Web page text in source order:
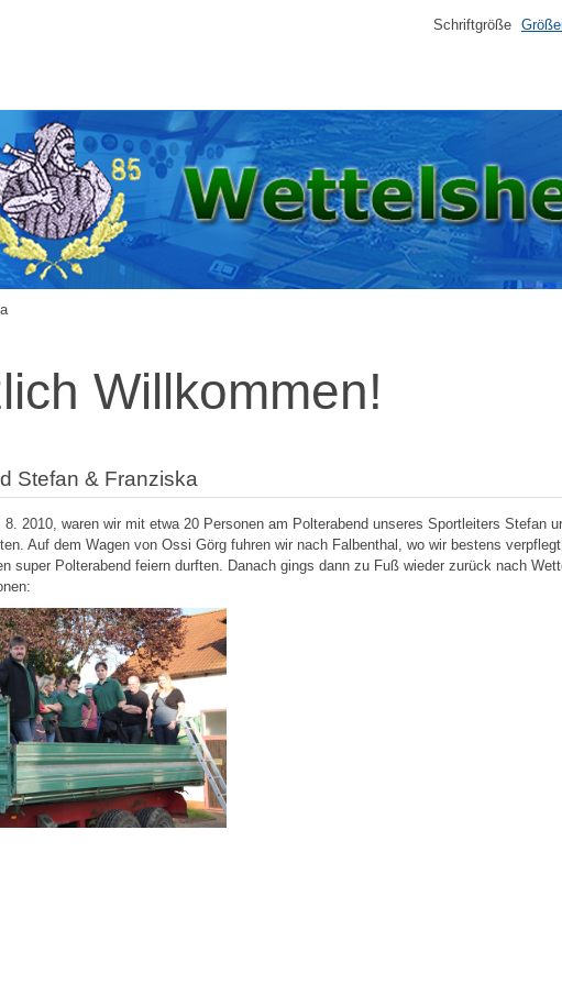
Schriftgröße
Willkommen!
Stefan & Franziska
2010, waren wir mit etwa 20 Personen am Polterabend unseres Sportleiters Stefan
Auf dem Wagen von Ossi Görg fuhren wir nach Falbenthal, wo wir bestens
super Polterabend feiern durften. Danach gings dann zu Fuß wieder zurück nach